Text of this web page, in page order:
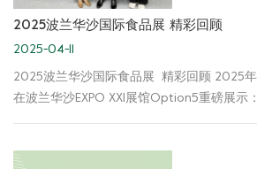
2025波兰华沙国际食品展 精彩回顾
2025-04-11
2025波兰华沙国际食品展 精彩回顾 2025年
在波兰华沙EXPO XXI展馆Option5重磅展示
问和需求， 欢迎随时与我们沟通交流， 绿新